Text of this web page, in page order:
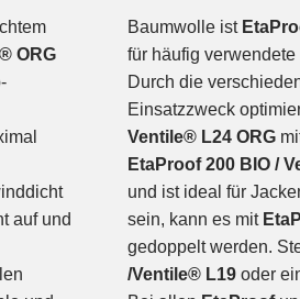
ORG
auf und
Baumwolle ist
für häufig
Durch die
Einsatzzweck
Ventile® L24 ORG
EtaProof 200 BIO /
und ist ideal für
sein, kann es mit
gedoppelt werden.
/Ventile® L19 oder